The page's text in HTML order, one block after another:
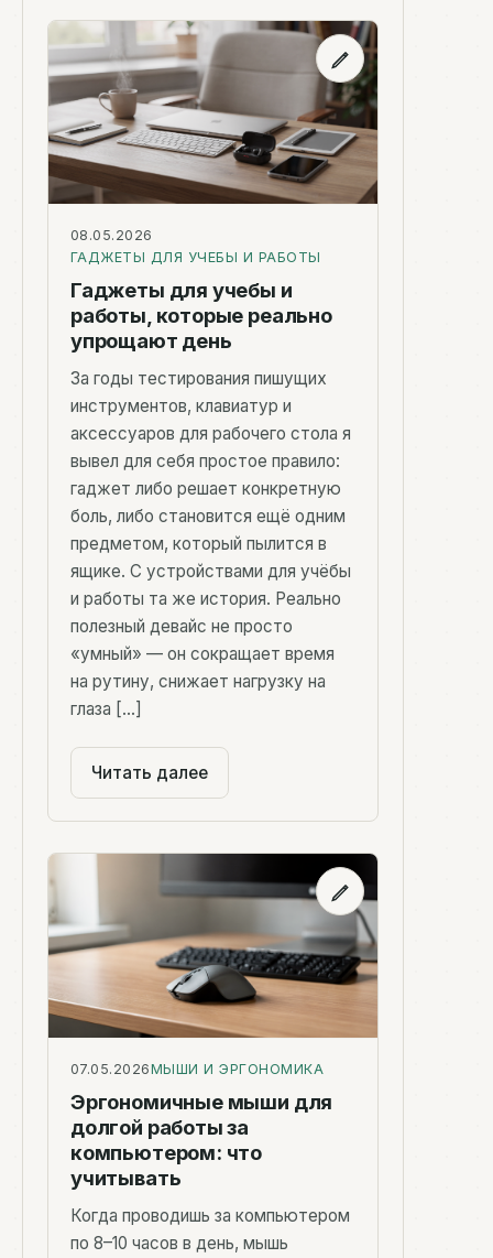
08.05.2026
ГАДЖЕТЫ ДЛЯ УЧЕБЫ И РАБОТЫ
Гаджеты для учебы и
работы, которые реально
упрощают день
За годы тестирования пишущих
инструментов, клавиатур и
аксессуаров для рабочего стола я
вывел для себя простое правило:
гаджет либо решает конкретную
боль, либо становится ещё одним
предметом, который пылится в
ящике. С устройствами для учёбы
и работы та же история. Реально
полезный девайс не просто
«умный» — он сокращает время
на рутину, снижает нагрузку на
глаза […]
Читать далее
07.05.2026МЫШИ И ЭРГОНОМИКА
Эргономичные мыши для
долгой работы за
компьютером: что
учитывать
Когда проводишь за компьютером
по 8–10 часов в день, мышь